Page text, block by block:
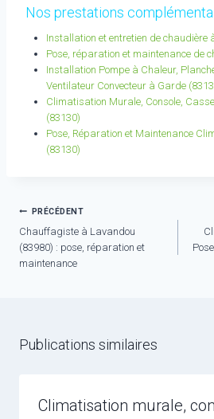
Nos prestations
Installation et entretien de chaudière
Pose, réparation et maintenance de
Installation Pompe à Chaleur,
Ventilateur Convecteur à Garde
Climatisation Murale, Console,
(83130)
Pose, Réparation et Maintenance
(83130)
Navigation
de
l’article
PRÉCÉDENT
Chauffagiste à Lavandou
(83980) : pose, réparation et
maintenance
Publications similaires
Climatisation murale,